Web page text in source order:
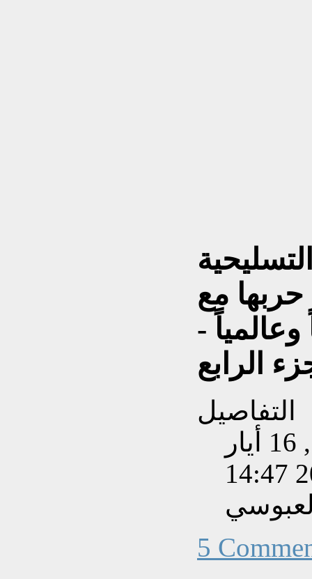
حربها مع
وعالمياً -
الرابع
التفاصيل
تم إنشاءه بتاريخ السبت, 16 أيار
5